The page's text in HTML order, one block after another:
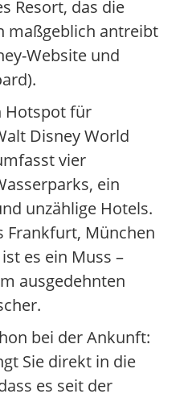
Resort, das die
maßgeblich antreibt
Website und
Hotspot für
Disney World
vier
ein
unzählige Hotels.
Frankfurt, München
es ein Muss –
ausgedehnten
bei der Ankunft:
Sie direkt in die
es seit der